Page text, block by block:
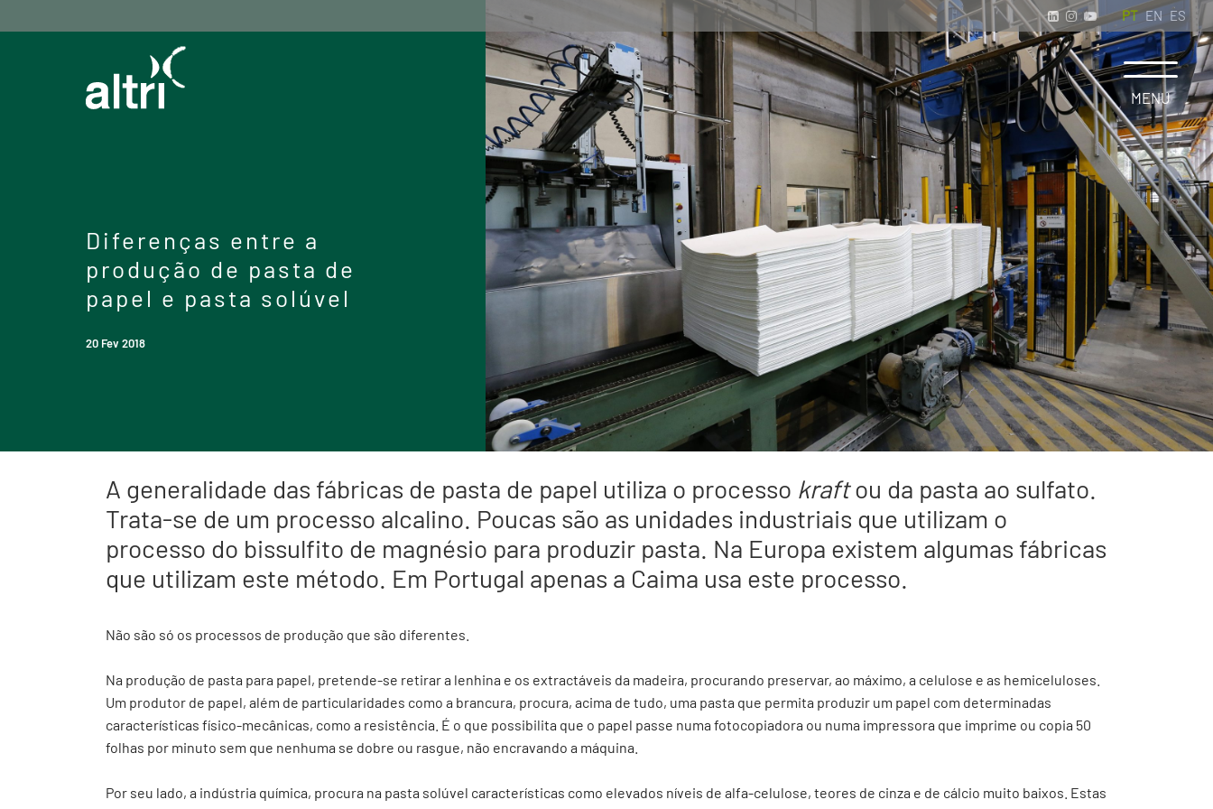
PT EN ES
Diferenças entre a
produção de pasta de
papel e pasta solúvel
20 Fev 2018
A generalidade das fábricas de pasta de papel utiliza o processo kraftou da pasta ao sulfato.
Trata-se de um processo alcalino. Poucas são as unidades industriais que utilizam o
processo do bissulfito de magnésio para produzir pasta. Na Europa existem algumas fábricas
que utilizam este método. Em Portugal apenas a Caima usa este processo.
Não são só os processos de produção que são diferentes.
Na produção de pasta para papel, pretende-se retirar a lenhina e os extractáveis da madeira, procurando preservar, ao máximo, a celulose e as hemiceluloses.
Um produtor de papel, além de particularidades como a brancura, procura, acima de tudo, uma pasta que permita produzir um papel com determinadas
características físico-mecânicas, como a resistência. É o que possibilita que o papel passe numa fotocopiadora ou numa impressora que imprime ou copia 50
folhas por minuto sem que nenhuma se dobre ou rasgue, não encravando a máquina.
Por seu lado, a indústria química, procura na pasta solúvel características como elevados níveis de alfa-celulose, teores de cinza e de cálcio muito baixos. Estas